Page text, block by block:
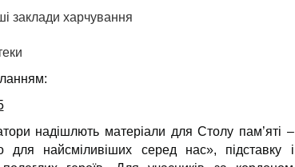
заклади харчування
надішлють матеріали для Столу пам’яті –
для найсміливіших серед нас», підставку і